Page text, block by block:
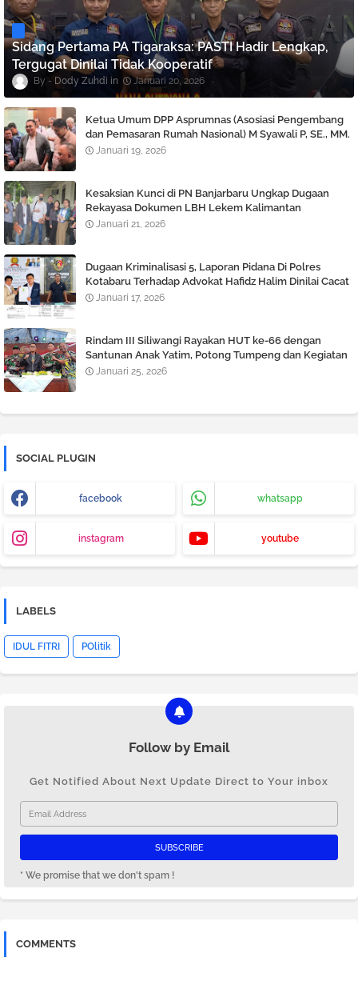
Sidang Pertama PA Tigaraksa: PASTI Hadir Lengkap,
Tergugat Dinilai Tidak Kooperatif
Dody Zuhdi Januari 20, 2026
Ketua Umum DPP Asprumnas (Asosiasi Pengembang
dan Pemasaran Rumah Nasional) M Syawali P, SE., MM.
Angkat bicara Terkait Berlaku nya KUHP dan KUHAP
Januari 19, 2026
Kesaksian Kunci di PN Banjarbaru Ungkap Dugaan
Rekayasa Dokumen LBH Lekem Kalimantan
Januari 21, 2026
Dugaan Kriminalisasi 5, Laporan Pidana Di Polres
Kotabaru Terhadap Advokat Hafidz Halim Dinilai Cacat
Hukum
Januari 17, 2026
Rindam III Siliwangi Rayakan HUT ke-66 dengan
Santunan Anak Yatim, Potong Tumpeng dan Kegiatan
Tril Adventure
Januari 25, 2026
SOCIAL PLUGIN
facebook whatsapp
instagram youtube
LABELS
IDUL FITRI POlitik
Follow by Email
Get Notified About Next Update Direct to Your inbox
* We promise that we don't spam !
COMMENTS